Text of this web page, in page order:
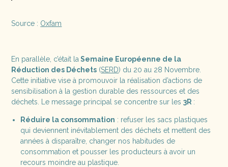
Source : Oxfam
En parallèle, c’était la Semaine Européenne de la
Réduction des Déchets (SERD) du 20 au 28 Novembre.
Cette initiative vise à promouvoir la réalisation d’actions de
sensibilisation à la gestion durable des ressources et des
déchets. Le message principal se concentre sur les3R :
Réduire la consommation : refuser les sacs plastiques
qui deviennent inévitablement des déchets et mettent des
années à disparaître, changer nos habitudes de
consommation et pousser les producteurs à avoir un
recours moindre au plastique.